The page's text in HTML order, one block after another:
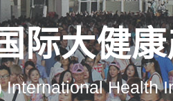
际大健
Health